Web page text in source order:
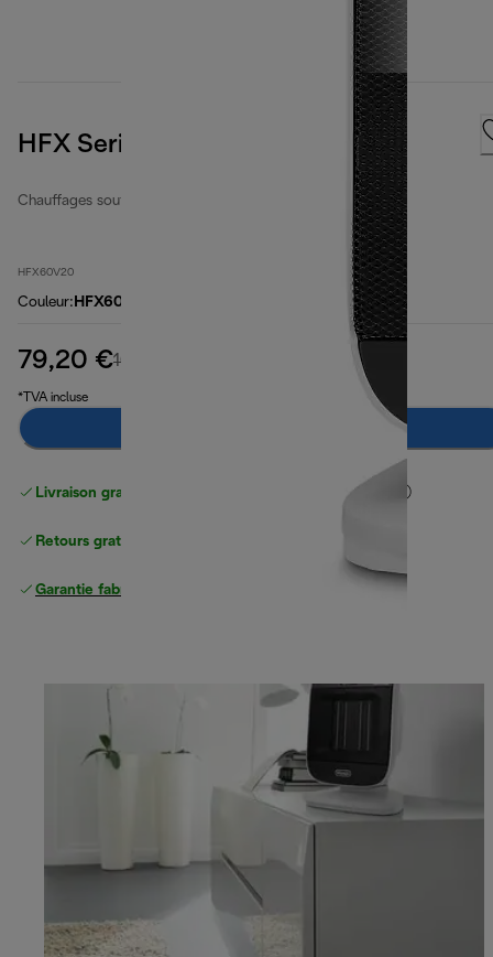
HFX Series
Chauffages soufflants céramique
HFX60V20
Couleur: HFX60V20
79,20 €104,90 €
*TVA incluse
Livraison gratuite standard standard à partir de 49 €
Retours gratuits
Garantie fabricant complète